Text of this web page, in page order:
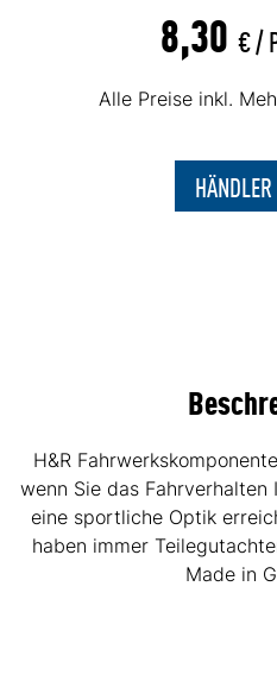
8,30 € /
Alle Preise inkl.
H&R
wenn Sie das
eine sportliche Optik
haben immer
Made in